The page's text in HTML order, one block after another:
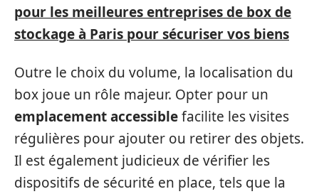
pour les meilleures entreprises de box de
stockage à Paris pour sécuriser vos biens
Outre le choix du volume, la localisation du
box joue un rôle majeur. Opter pour un
emplacement accessiblefacilite les visites
régulières pour ajouter ou retirer des objets.
Il est également judicieux de vérifier les
dispositifs de sécurité en place, tels que la